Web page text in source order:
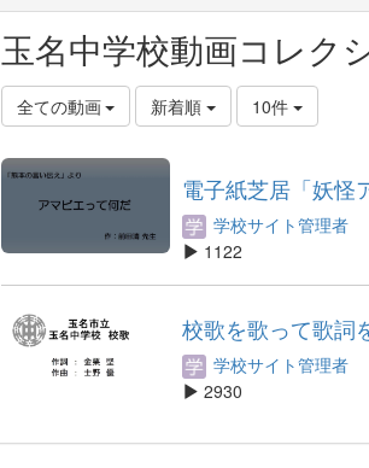
玉名中学校動画コレク
全ての動画 新着順 10件
電子紙芝居「妖怪
学校サイト管理者
1122
校歌を歌って歌詞
学校サイト管理者
2930